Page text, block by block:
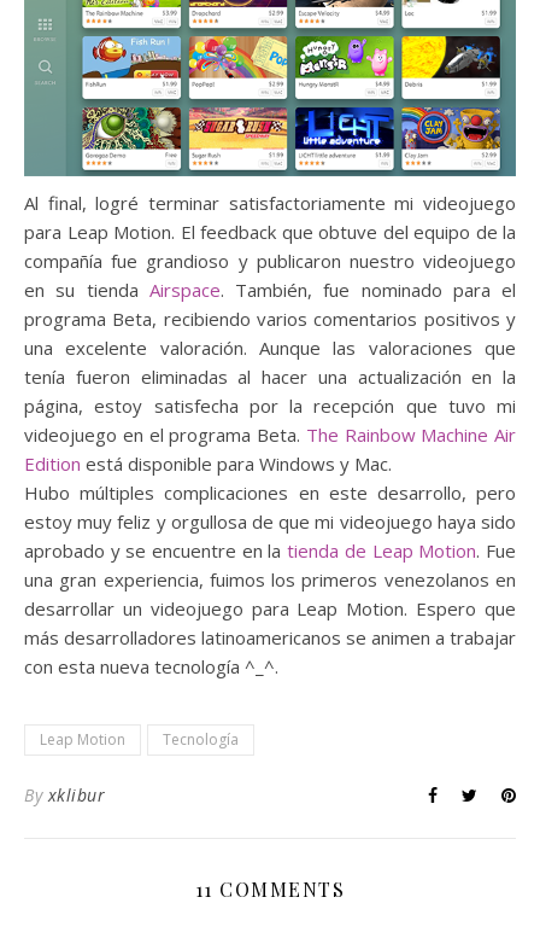
Al final, logré terminar satisfactoriamente mi videojuego
para Leap Motion. El feedback que obtuve del equipo de la
compañía fue grandioso y publicaron nuestro videojuego
en su tienda Airspace. También, fue nominado para el
programa Beta, recibiendo varios comentarios positivos y
una excelente valoración. Aunque las valoraciones que
tenía fueron eliminadas al hacer una actualización en la
página, estoy satisfecha por la recepción que tuvo mi
videojuego en el programa Beta. The Rainbow Machine Air
Edition está disponible para Windows y Mac.
Hubo múltiples complicaciones en este desarrollo, pero
estoy muy feliz y orgullosa de que mi videojuego haya sido
aprobado y se encuentre en latienda de Leap Motion. Fue
una gran experiencia, fuimos los primeros venezolanos en
desarrollar un videojuego para Leap Motion. Espero que
más desarrolladores latinoamericanos se animen a trabajar
con esta nueva tecnología ^_^.
Leap Motion Tecnología
Byxklibur
11 COMMENTS